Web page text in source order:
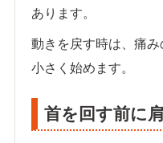
あります。
動きを戻す時は、痛
小さく始めます。
首を回す前に